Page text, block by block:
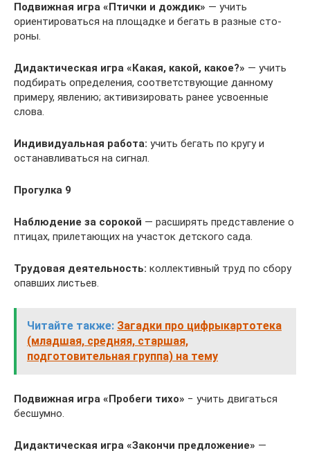
Подвижная игра «Птички и дождик» — учить
ориентироваться на площадке и бегать в разные сто­
роны.
Дидактическая игра «Какая, какой, какое?» — учить
подбирать определения, соответствующие данному
примеру, явлению; активизировать ранее усвоенные
слова.
Индивидуальная работа: учить бегать по кругу и
останавливаться на сигнал.
Прогулка 9
Наблюдение за сорокой — расширять представление о
птицах, прилетающих на учас­ток детского сада.
Трудовая деятельность: коллективный труд по сбору
опавших листьев.
Читайте также: Загадки про цифрыкартотека
(младшая, средняя, старшая,
подготовительная группа) на тему
Подвижная игра «Пробеги тихо» − учить двигаться
бесшумно.
Дидактическая игра «Закончи предложение» —